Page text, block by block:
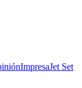
ImpresaJet Set